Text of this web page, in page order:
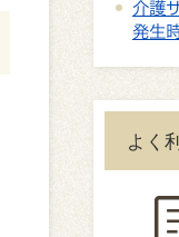
介護
発生
よく